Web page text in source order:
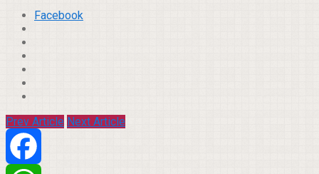
Facebook
Prev Article Next Article